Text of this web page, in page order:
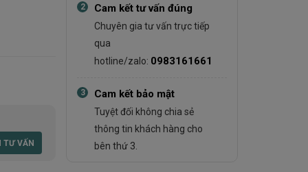
2 Cam kết tư vấn đúng
Chuyên gia tư vấn trực tiếp
qua
hotline/zalo: 0983161661
3 Cam kết bảo mật
Tuyệt đối không chia sẻ
thông tin khách hàng cho
bên thứ 3.